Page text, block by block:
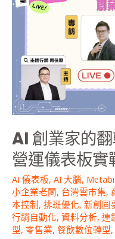
預
AI 創業家的
營運儀表板實
AI 儀表板, AI 大腦,
小企業老闆, 台灣雲市集,
本控制, 排班優化, 新創圓
行銷自動化, 資料分析, 連
型, 零售業, 餐飲數位轉型,
業
力：
數
據
代
的
營
運
儀
表
板
實